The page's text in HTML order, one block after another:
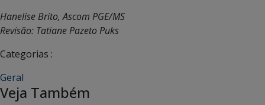
Hanelise Brito, Ascom PGE/MS
Revisão: Tatiane Pazeto Puks
Categorias :
Geral
Veja Também